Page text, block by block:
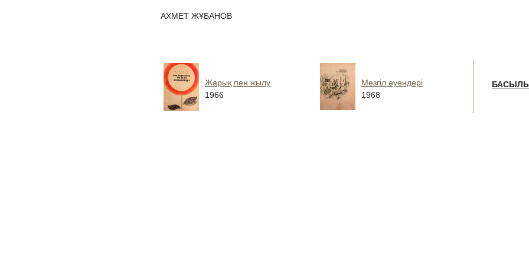
АХМЕТ ЖҰБАНОВ
Жарық пен жылу
1966
Мезгіл әуендері
1968